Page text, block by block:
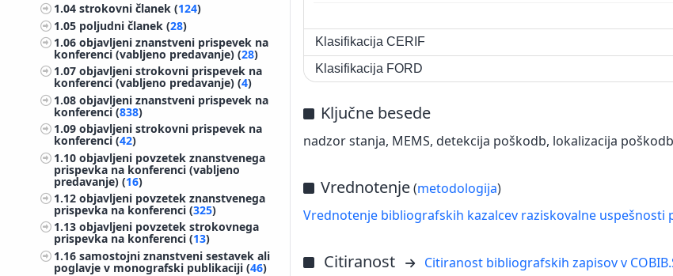
1.04strokovni članek (124)
1.05 poljudni članek (28)
1.06objavljeni znanstveni prispevek na
konferenci (vabljeno predavanje) (28)
1.07objavljeni strokovni prispevek na
konferenci (vabljeno predavanje) (4)
1.08objavljeni znanstveni prispevek na
konferenci (838)
1.09objavljeni strokovni prispevek na
konferenci (42)
1.10objavljeni povzetek znanstvenega
prispevka na konferenci (vabljeno
predavanje) (16)
1.12objavljeni povzetek znanstvenega
prispevka na konferenci (325)
1.13objavljeni povzetek strokovnega
prispevka na konferenci (13)
1.16samostojni znanstveni sestavek ali
poglavje v monografski publikaciji (46)
Klasifikacija CERIF
Klasifikacija FORD
Ključne besede
nadzor stanja, MEMS, detekcija poškodb, lokalizacija
Vrednotenje(metodologija)
Vrednotenje bibliografskih kazalcev raziskovalne uspešnosti
Citiranost Citiranost bibliografskih zapisov v